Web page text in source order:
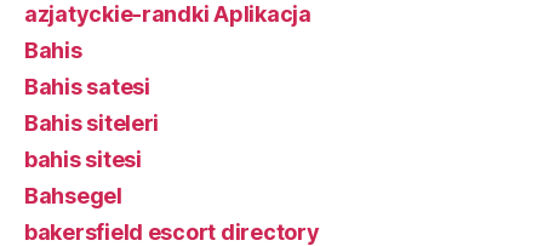
azjatyckie-randki Aplikacja
Bahis
Bahis satesi
Bahis siteleri
bahis sitesi
Bahsegel
bakersfield escort directory